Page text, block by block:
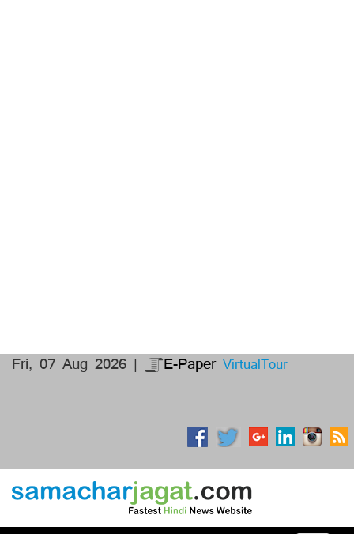
Fri, 07 Aug 2026 | E-Paper VirtualTour